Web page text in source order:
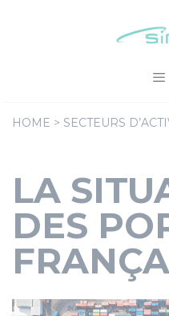
HOME > SECTEURS
LA
DES